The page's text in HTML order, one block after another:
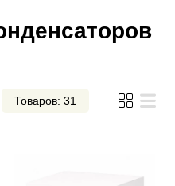
Товаров: 31